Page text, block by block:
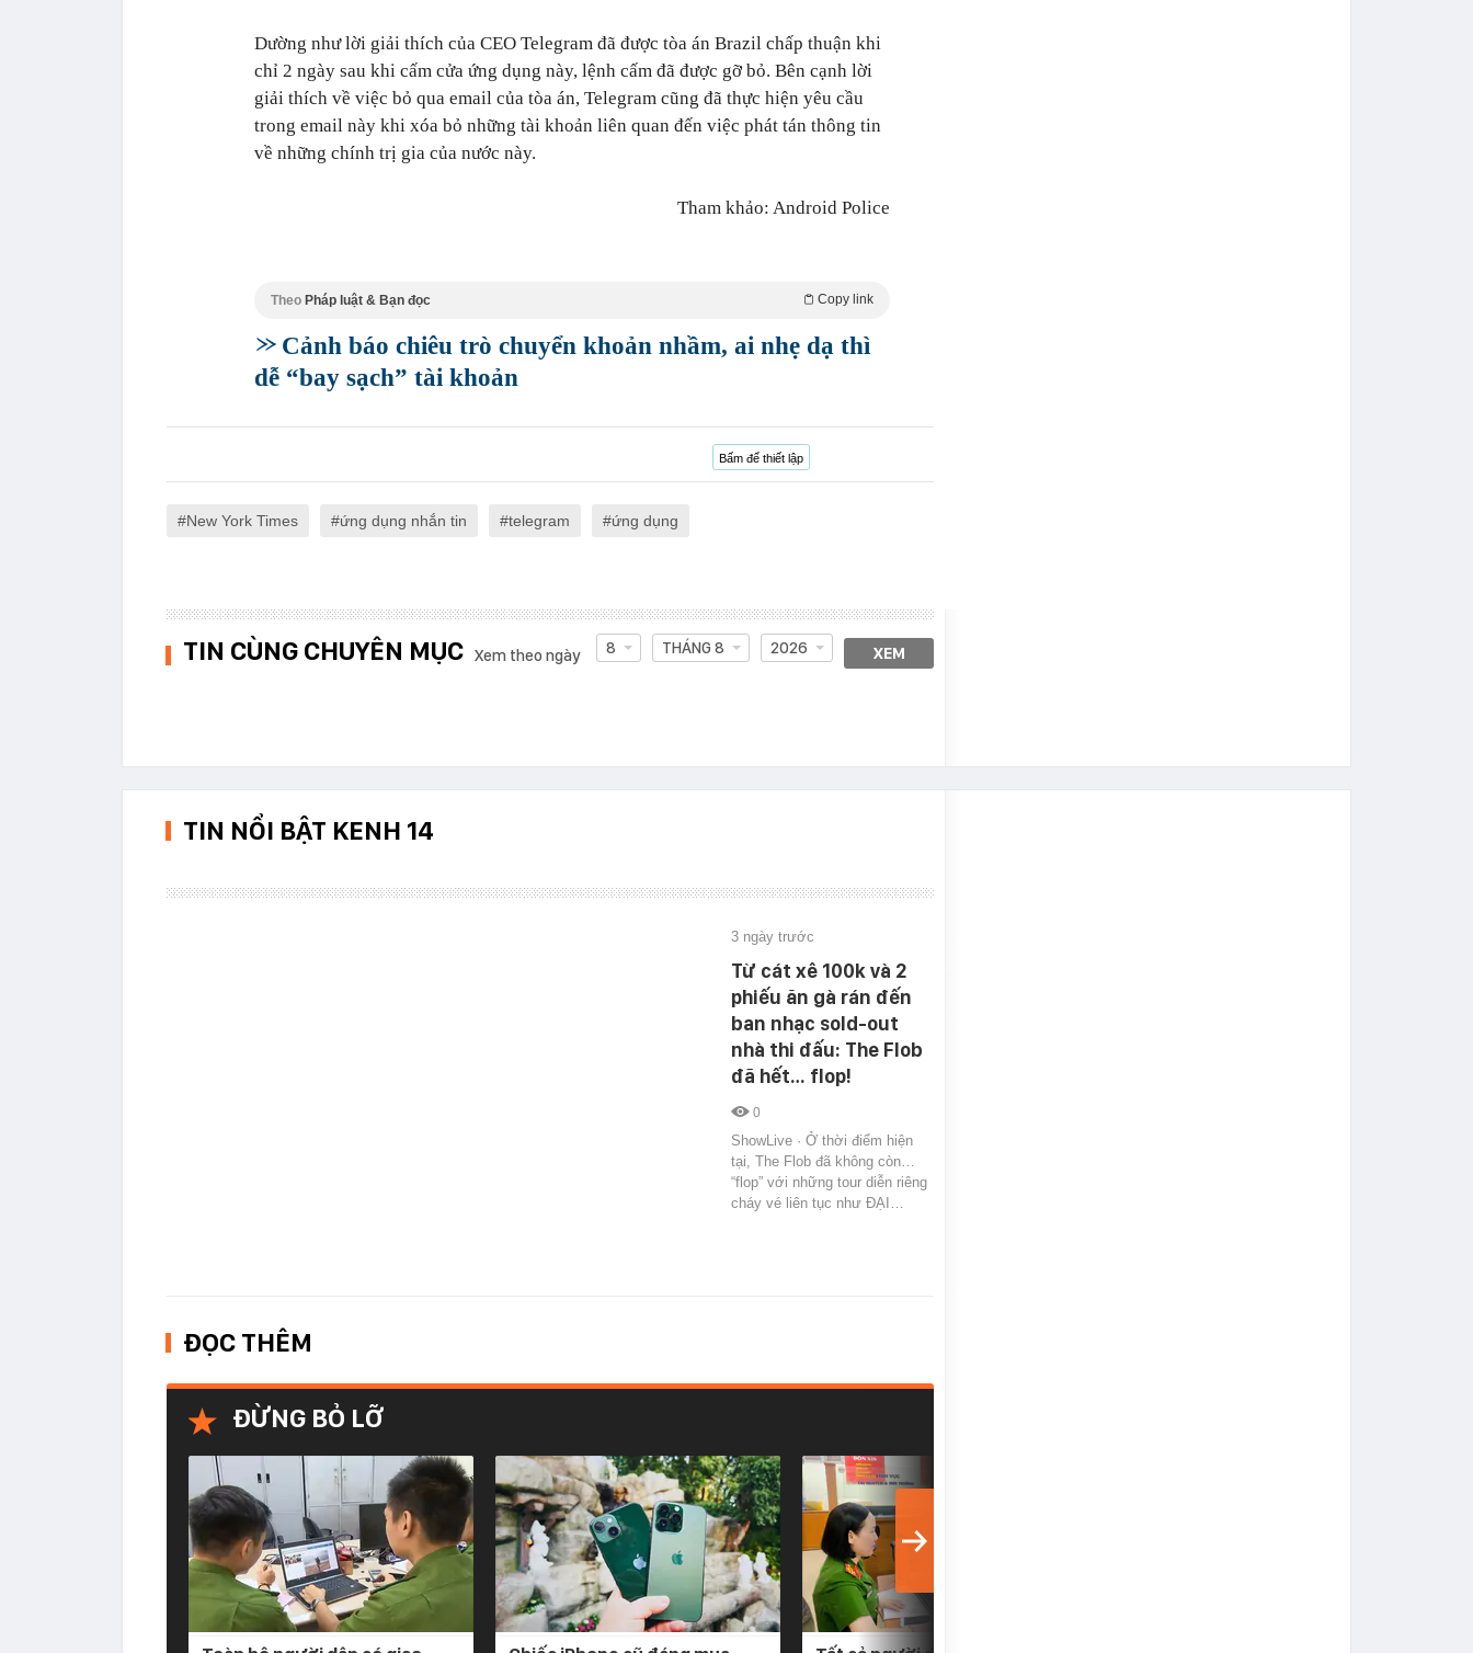
Dường như lời giải thích của CEO Telegram đã được tòa án Brazil chấp thuận khi
chỉ 2 ngày sau khi cấm cửa ứng dụng này, lệnh cấm đã được gỡ bỏ. Bên cạnh lời
giải thích về việc bỏ qua email của tòa án, Telegram cũng đã thực hiện yêu cầu
trong email này khi xóa bỏ những tài khoản liên quan đến việc phát tán thông tin
về những chính trị gia của nước này.
Tham khảo: Android Police
Theo Pháp luật & Bạn đọc Copy link
Cảnh báo chiêu trò chuyển khoản nhầm, ai nhẹ dạ thì
dễ “bay sạch” tài khoản
Bấm để thiết lập
New York Times ứng dụng nhắn tin telegram ứng dụng
TIN CÙNG CHUYÊN MỤC Xem theo ngày 8 THÁNG 8 2026 XEM
TIN NỔI BẬT KENH 14
3 ngày trước
Từ cát xê 100k và 2
phiếu ăn gà rán đến
ban nhạc sold-out
nhà thi đấu: The Flob
đã hết… flop!
0
ShowLive · Ở thời điểm hiện
tại, The Flob đã không còn…
“flop” với những tour diễn riêng
cháy vé liên tục như ĐẠI…
ĐỌC THÊM
ĐỪNG BỎ LỠ